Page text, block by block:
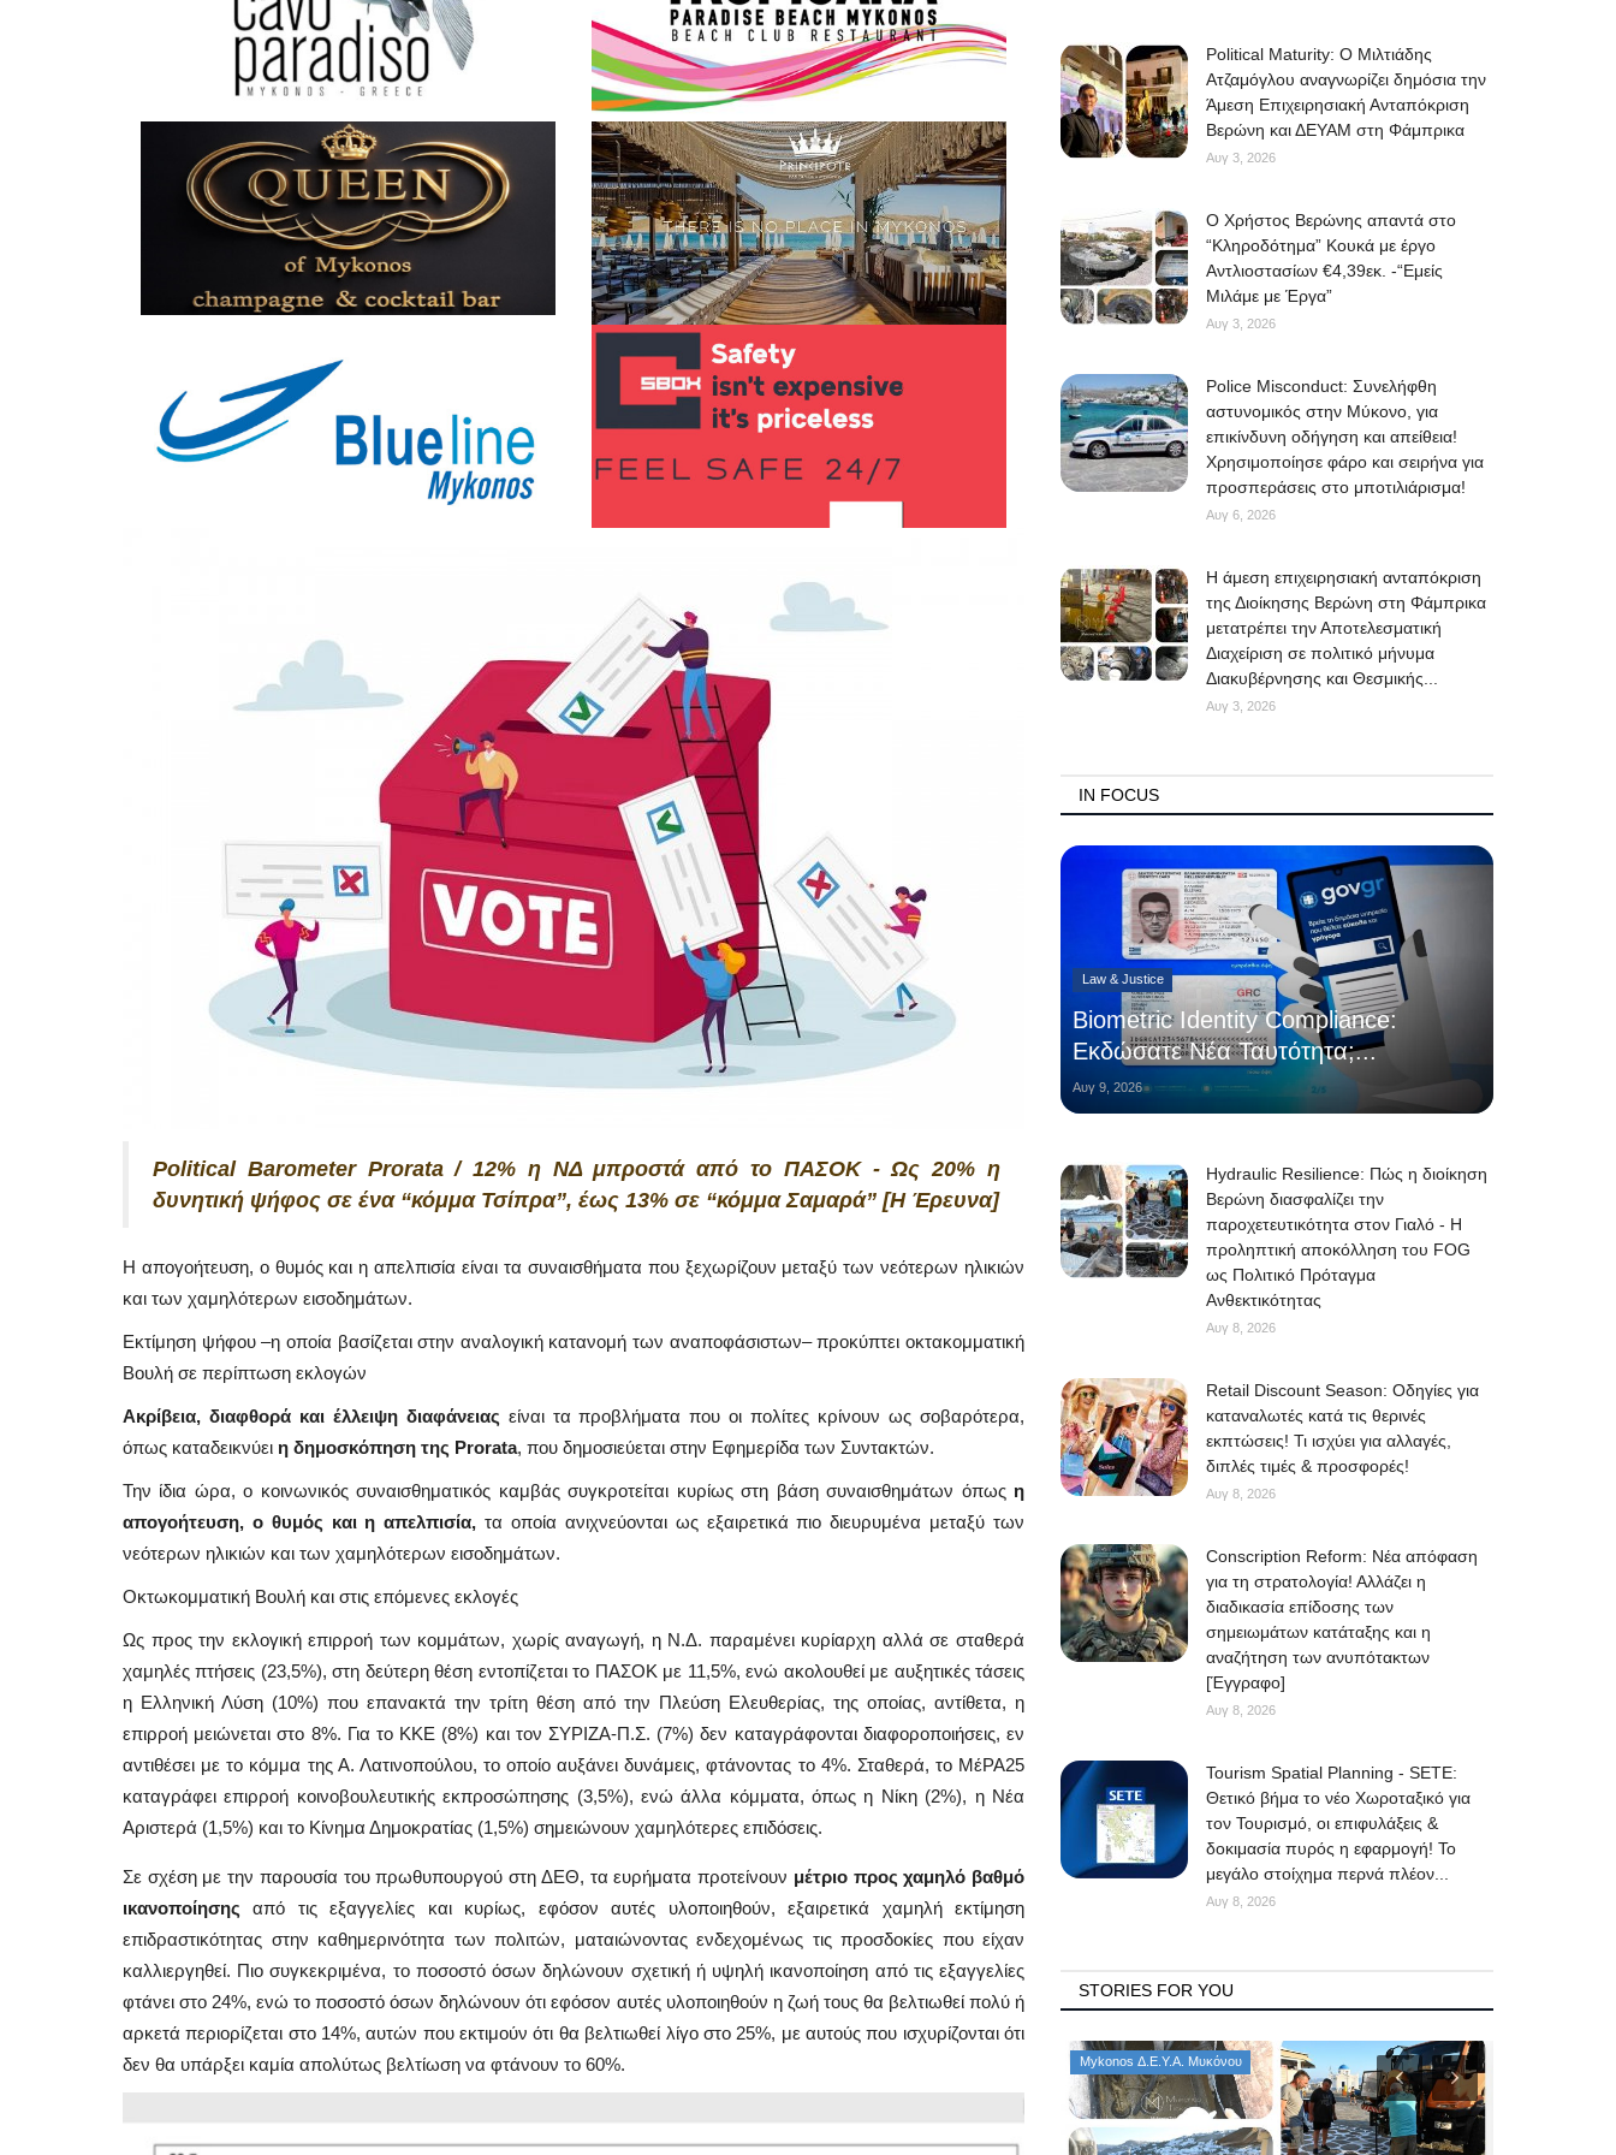
Political Barometer Prorata / 12% η ΝΔ μπροστά από το ΠΑΣΟΚ - Ως 20% η
δυνητική ψήφος σε ένα “κόμμα Τσίπρα”, έως 13% σε “κόμμα Σαμαρά” [Η Έρευνα]
Η απογοήτευση, ο θυμός και η απελπισία είναι τα συναισθήματα που ξεχωρίζουν μεταξύ των νεότερων ηλικιών
και των χαμηλότερων εισοδημάτων.
Εκτίμηση ψήφου –η οποία βασίζεται στην αναλογική κατανομή των αναποφάσιστων– προκύπτει οκτακομματική
Βουλή σε περίπτωση εκλογών
Ακρίβεια, διαφθορά και έλλειψη διαφάνειας είναι τα προβλήματα που οι πολίτες κρίνουν ως σοβαρότερα,
όπως καταδεικνύει η δημοσκόπηση της Prorata, που δημοσιεύεται στην Εφημερίδα των Συντακτών.
Την ίδια ώρα, ο κοινωνικός συναισθηματικός καμβάς συγκροτείται κυρίως στη βάση συναισθημάτων όπως η
απογοήτευση, ο θυμός και η απελπισία, τα οποία ανιχνεύονται ως εξαιρετικά πιο διευρυμένα μεταξύ των
νεότερων ηλικιών και των χαμηλότερων εισοδημάτων.
Οκτωκομματική Βουλή και στις επόμενες εκλογές
Ως προς την εκλογική επιρροή των κομμάτων, χωρίς αναγωγή, η Ν.Δ. παραμένει κυρίαρχη αλλά σε σταθερά
χαμηλές πτήσεις (23,5%), στη δεύτερη θέση εντοπίζεται το ΠΑΣΟΚ με 11,5%, ενώ ακολουθεί με αυξητικές τάσεις
η Ελληνική Λύση (10%) που επανακτά την τρίτη θέση από την Πλεύση Ελευθερίας, της οποίας, αντίθετα, η
επιρροή μειώνεται στο 8%. Για το ΚΚΕ (8%) και τον ΣΥΡΙΖΑ-Π.Σ. (7%) δεν καταγράφονται διαφοροποιήσεις, εν
αντιθέσει με το κόμμα της Α. Λατινοπούλου, το οποίο αυξάνει δυνάμεις, φτάνοντας το 4%. Σταθερά, το ΜέΡΑ25
καταγράφει επιρροή κοινοβουλευτικής εκπροσώπησης (3,5%), ενώ άλλα κόμματα, όπως η Νίκη (2%), η Νέα
Αριστερά (1,5%) και το Κίνημα Δημοκρατίας (1,5%) σημειώνουν χαμηλότερες επιδόσεις.
Σε σχέση με την παρουσία του πρωθυπουργού στη ΔΕΘ, τα ευρήματα προτείνουν μέτριο προς χαμηλό βαθμό
ικανοποίησηςαπό τις εξαγγελίες και κυρίως, εφόσον αυτές υλοποιηθούν, εξαιρετικά χαμηλή εκτίμηση
επιδραστικότητας στην καθημερινότητα των πολιτών, ματαιώνοντας ενδεχομένως τις προσδοκίες που είχαν
καλλιεργηθεί. Πιο συγκεκριμένα, το ποσοστό όσων δηλώνουν σχετική ή υψηλή ικανοποίηση από τις εξαγγελίες
φτάνει στο 24%, ενώ το ποσοστό όσων δηλώνουν ότι εφόσον αυτές υλοποιηθούν η ζωή τους θα βελτιωθεί πολύ ή
αρκετά περιορίζεται στο 14%, αυτών που εκτιμούν ότι θα βελτιωθεί λίγο στο 25%, με αυτούς που ισχυρίζονται ότι
δεν θα υπάρξει καμία απολύτως βελτίωση να φτάνουν το 60%.
Political Maturity: Ο Μιλτιάδης
Ατζαμόγλου αναγνωρίζει δημόσια την
Άμεση Επιχειρησιακή Ανταπόκριση
Βερώνη και ΔΕΥΑΜ στη Φάμπρικα
Αυγ 3, 2026
O Χρήστος Βερώνης απαντά στο
“Κληροδότημα” Κουκά με έργο
Αντλιοστασίων €4,39εκ. -“Εμείς
Μιλάμε με Έργα”
Αυγ 3, 2026
Police Misconduct: Συνελήφθη
αστυνομικός στην Μύκονο, για
επικίνδυνη οδήγηση και απείθεια!
Χρησιμοποίησε φάρο και σειρήνα για
προσπεράσεις στο μποτιλιάρισμα!
Αυγ 6, 2026
Η άμεση επιχειρησιακή ανταπόκριση
της Διοίκησης Βερώνη στη Φάμπρικα
μετατρέπει την Αποτελεσματική
Διαχείριση σε πολιτικό μήνυμα
Διακυβέρνησης και Θεσμικής...
Αυγ 3, 2026
IN FOCUS
Law & Justice
Biometric Identity Compliance:
Εκδώσατε Νέα Ταυτότητα;...
Αυγ 9, 2026
Hydraulic Resilience: Πώς η διοίκηση
Βερώνη διασφαλίζει την
παροχετευτικότητα στον Γιαλό - Η
προληπτική αποκόλληση του FOG
ως Πολιτικό Πρόταγμα
Ανθεκτικότητας
Αυγ 8, 2026
Retail Discount Season: Οδηγίες για
καταναλωτές κατά τις θερινές
εκπτώσεις! Τι ισχύει για αλλαγές,
διπλές τιμές & προσφορές!
Αυγ 8, 2026
Conscription Reform: Νέα απόφαση
για τη στρατολογία! Αλλάζει η
διαδικασία επίδοσης των
σημειωμάτων κατάταξης και η
αναζήτηση των ανυπότακτων
[Έγγραφο]
Αυγ 8, 2026
Tourism Spatial Planning - SETE:
Θετικό βήμα το νέο Χωροταξικό για
τον Τουρισμό, οι επιφυλάξεις &
δοκιμασία πυρός η εφαρμογή! Το
μεγάλο στοίχημα περνά πλέον...
Αυγ 8, 2026
STORIES FOR YOU
Frontpages Mykonos Δ.Ε.Υ.Α. Μυκόνου